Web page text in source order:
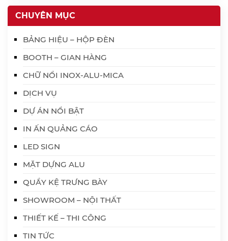
CHUYÊN MỤC
BẢNG HIỆU – HỘP ĐÈN
BOOTH – GIAN HÀNG
CHỮ NỔI INOX-ALU-MICA
DỊCH VỤ
DỰ ÁN NỔI BẬT
IN ẤN QUẢNG CÁO
LED SIGN
MẶT DỰNG ALU
QUẦY KỆ TRƯNG BÀY
SHOWROOM – NỘI THẤT
THIẾT KẾ – THI CÔNG
TIN TỨC